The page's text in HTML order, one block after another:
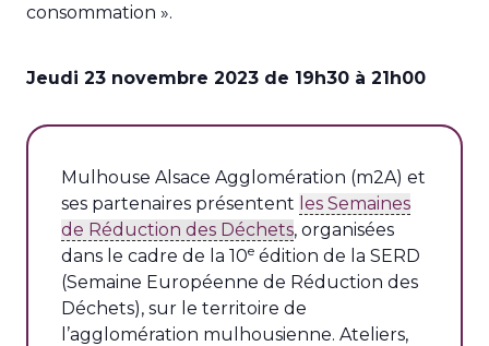
consommation ».
Jeudi 23 novembre 2023 de 19h30 à 21h00
Mulhouse Alsace Agglomération (m2A) et
ses partenaires présentent les Semaines
de Réduction des Déchets, organisées
dans le cadre de la 10e édition de la SERD
(Semaine Européenne de Réduction des
Déchets), sur le territoire de
l’agglomération mulhousienne. Ateliers,